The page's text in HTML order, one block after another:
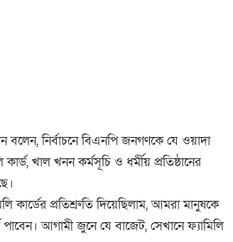
বলেন, নির্বাচনে বিএনপি জনগণকে যে ওয়াদা
খাল খনন কর্মসূচি ও ধর্মীয় প্রতিষ্ঠানের
কার্ডের প্রতিশ্রুতি দিয়েছিলাম, আমরা মানুষকে
আগামী জুনে যে বাজেট, সেখানে ফ্যামিলি